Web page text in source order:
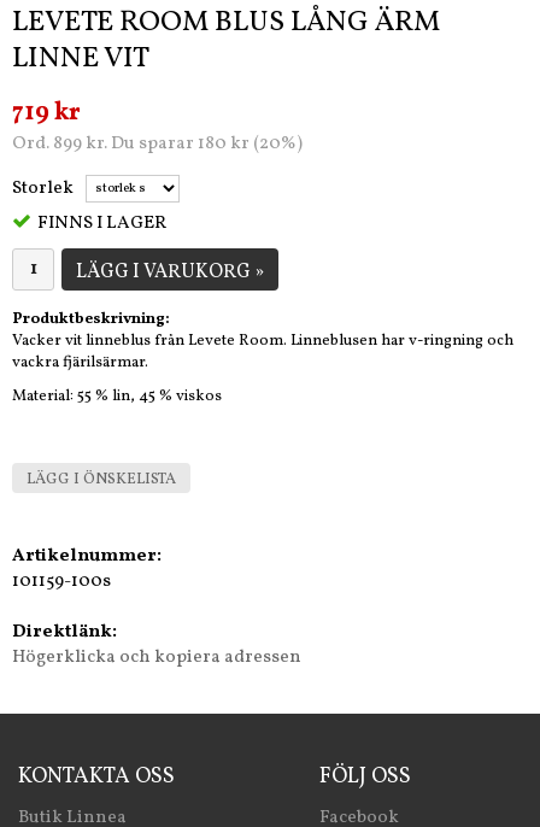
LEVETE ROOM BLUS LÅNG ÄRM
LINNE VIT
719 kr
Ord. 899 kr. Du sparar 180 kr (20%)
Storlek
FINNS I LAGER
LÄGG I VARUKORG »
Produktbeskrivning:
Vacker vit linneblus från Levete Room. Linneblusen har v-ringning och
vackra fjärilsärmar.
Material: 55 % lin, 45 % viskos
LÄGG I ÖNSKELISTA
Artikelnummer:
101159-100s
Direktlänk:
Högerklicka och kopiera adressen
KONTAKTA OSS
Butik Linnea
FÖLJ OSS
Facebook